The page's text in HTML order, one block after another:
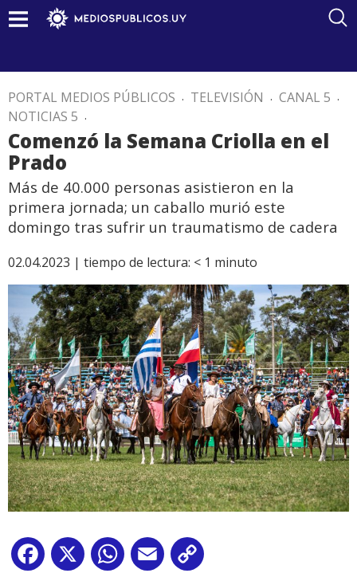
PORTAL MEDIOS PÚBLICOS . TELEVISIÓN . CANAL 5 .
NOTICIAS 5 .
Comenzó la Semana Criolla en el
Prado
Más de 40.000 personas asistieron en la
primera jornada; un caballo murió este
domingo tras sufrir un traumatismo de cadera
02.04.2023 | tiempo de lectura: < 1 minuto
Facebook
X WhatsApp
Email